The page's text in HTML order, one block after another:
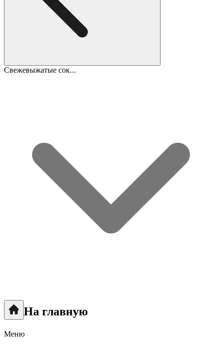
Свежевыжатые сок...
На главную
Меню